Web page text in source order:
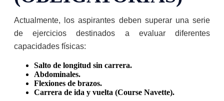
Actualmente, los aspirantes deben superar una serie
de ejercicios destinados a evaluar diferentes
capacidades físicas:
Salto de longitud sin carrera.
Abdominales.
Flexiones de brazos.
Carrera de ida y vuelta (Course Navette).